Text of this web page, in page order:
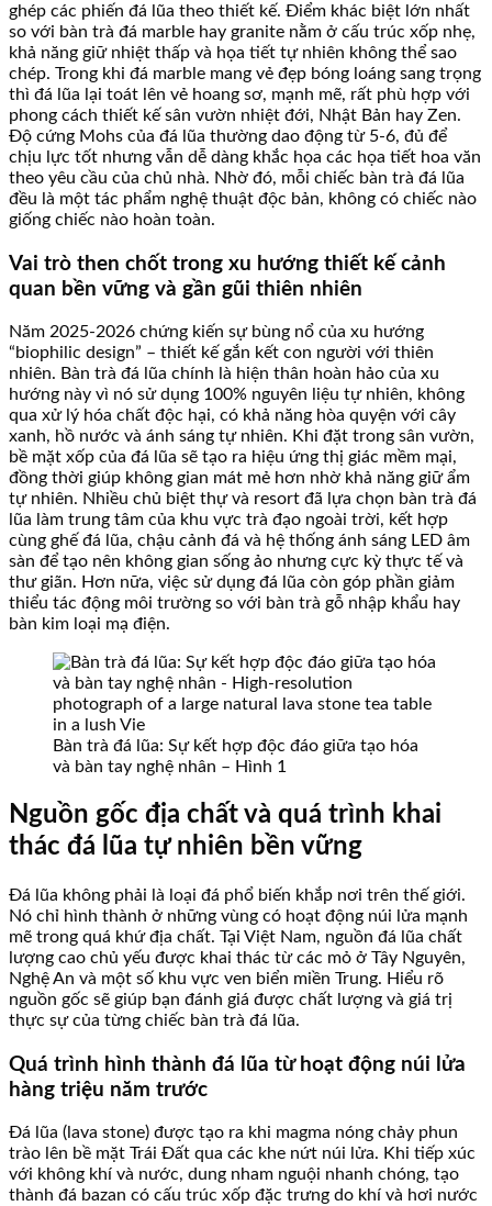
ghép các phiến đá lũa theo thiết kế. Điểm khác biệt lớn nhất
so với bàn trà đá marble hay granite nằm ở cấu trúc xốp nhẹ,
khả năng giữ nhiệt thấp và họa tiết tự nhiên không thể sao
chép. Trong khi đá marble mang vẻ đẹp bóng loáng sang trọng
thì đá lũa lại toát lên vẻ hoang sơ, mạnh mẽ, rất phù hợp với
phong cách thiết kế sân vườn nhiệt đới, Nhật Bản hay Zen.
Độ cứng Mohs của đá lũa thường dao động từ 5-6, đủ để
chịu lực tốt nhưng vẫn dễ dàng khắc họa các họa tiết hoa văn
theo yêu cầu của chủ nhà. Nhờ đó, mỗi chiếc bàn trà đá lũa
đều là một tác phẩm nghệ thuật độc bản, không có chiếc nào
giống chiếc nào hoàn toàn.
Vai trò then chốt trong xu hướng thiết kế cảnh
quan bền vững và gần gũi thiên nhiên
Năm 2025-2026 chứng kiến sự bùng nổ của xu hướng
“biophilic design” – thiết kế gắn kết con người với thiên
nhiên. Bàn trà đá lũa chính là hiện thân hoàn hảo của xu
hướng này vì nó sử dụng 100% nguyên liệu tự nhiên, không
qua xử lý hóa chất độc hại, có khả năng hòa quyện với cây
xanh, hồ nước và ánh sáng tự nhiên. Khi đặt trong sân vườn,
bề mặt xốp của đá lũa sẽ tạo ra hiệu ứng thị giác mềm mại,
đồng thời giúp không gian mát mẻ hơn nhờ khả năng giữ ẩm
tự nhiên. Nhiều chủ biệt thự và resort đã lựa chọn bàn trà đá
lũa làm trung tâm của khu vực trà đạo ngoài trời, kết hợp
cùng ghế đá lũa, chậu cảnh đá và hệ thống ánh sáng LED âm
sàn để tạo nên không gian sống ảo nhưng cực kỳ thực tế và
thư giãn. Hơn nữa, việc sử dụng đá lũa còn góp phần giảm
thiểu tác động môi trường so với bàn trà gỗ nhập khẩu hay
bàn kim loại mạ điện.
Bàn trà đá lũa: Sự kết hợp độc đáo giữa tạo hóa
và bàn tay nghệ nhân – Hình 1
Nguồn gốc địa chất và quá trình khai
thác đá lũa tự nhiên bền vững
Đá lũa không phải là loại đá phổ biến khắp nơi trên thế giới.
Nó chỉ hình thành ở những vùng có hoạt động núi lửa mạnh
mẽ trong quá khứ địa chất. Tại Việt Nam, nguồn đá lũa chất
lượng cao chủ yếu được khai thác từ các mỏ ở Tây Nguyên,
Nghệ An và một số khu vực ven biển miền Trung. Hiểu rõ
nguồn gốc sẽ giúp bạn đánh giá được chất lượng và giá trị
thực sự của từng chiếc bàn trà đá lũa.
Quá trình hình thành đá lũa từ hoạt động núi lửa
hàng triệu năm trước
Đá lũa (lava stone) được tạo ra khi magma nóng chảy phun
trào lên bề mặt Trái Đất qua các khe nứt núi lửa. Khi tiếp xúc
với không khí và nước, dung nham nguội nhanh chóng, tạo
thành đá bazan có cấu trúc xốp đặc trưng do khí và hơi nước